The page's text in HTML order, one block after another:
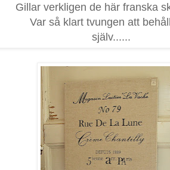
Gillar verkligen de här franska
Var så klart tvungen att
själv......